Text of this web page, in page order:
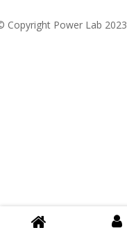
Copyright Power Lab 2023